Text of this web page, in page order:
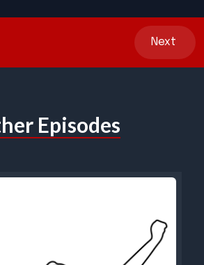
Next
Episodes